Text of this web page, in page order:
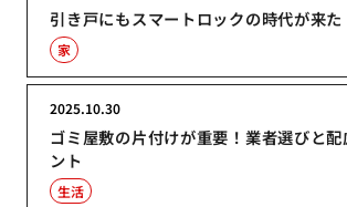
引き戸にもスマートロックの時代が来た
家
ゴミ屋敷の片付けが重要！業者選びと
ント
2025.10.30
生活